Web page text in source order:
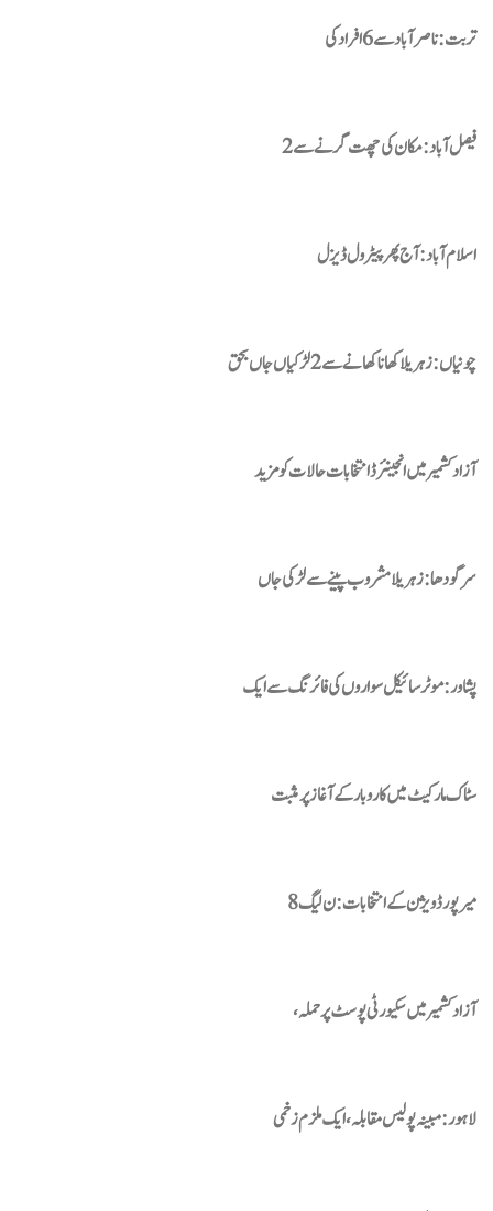
تربت : ناصر آباد سے 6 افراد کی
فیصل آباد: مکان کی چھت گرنے سے 2
اسلام آباد : آج پھر پیٹرول ڈیزل
چونیاں:زہریلا کھانا کھانے سے 2 لڑکیاں جاں بحق
آزاد کشمیر میں انجینئرڈ انتخابات حالات کو مزید
سرگودھا : زہریلا مشروب پینے سے لڑکی جاں
پشاور: موٹر سائیکل سواروں کی فائرنگ سے ایک
سٹاک مارکیٹ میں کاروبار کے آغاز پر مثبت
میر پور ڈویژن کے انتخابات: ن لیگ 8
آزاد کشمیر میں سکیورٹی پوسٹ پر حملہ،
لاہور : مبینہ پولیس مقابلہ، ایک ملزم زخمی